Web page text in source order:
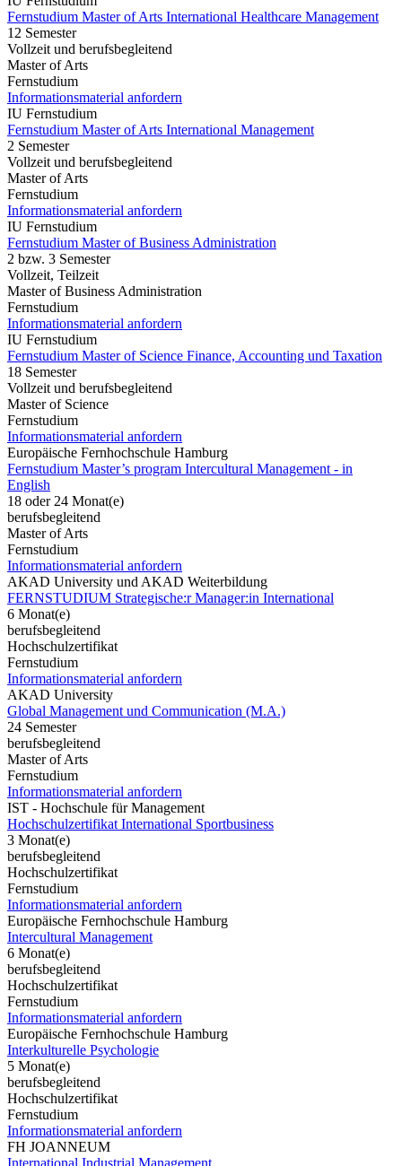
Fernstudium Master of Arts International Healthcare Management
12 Semester
Vollzeit und berufsbegleitend
Master of Arts
Fernstudium
Informationsmaterial anfordern
IU Fernstudium
Fernstudium Master of Arts International Management
2 Semester
Vollzeit und berufsbegleitend
Master of Arts
Fernstudium
Informationsmaterial anfordern
IU Fernstudium
Fernstudium Master of Business Administration
2 bzw. 3 Semester
Vollzeit, Teilzeit
Master of Business Administration
Fernstudium
Informationsmaterial anfordern
IU Fernstudium
Fernstudium Master of Science Finance, Accounting und Taxation
18 Semester
Vollzeit und berufsbegleitend
Master of Science
Fernstudium
Informationsmaterial anfordern
Europäische Fernhochschule Hamburg
Fernstudium Master’s program Intercultural Management - in
English
18 oder 24 Monat(e)
berufsbegleitend
Master of Arts
Fernstudium
Informationsmaterial anfordern
AKAD University und AKAD Weiterbildung
FERNSTUDIUM Strategische:r Manager:in International
6 Monat(e)
berufsbegleitend
Hochschulzertifikat
Fernstudium
Informationsmaterial anfordern
AKAD University
Global Management und Communication (M.A.)
24 Semester
berufsbegleitend
Master of Arts
Fernstudium
Informationsmaterial anfordern
IST - Hochschule für Management
Hochschulzertifikat International Sportbusiness
3 Monat(e)
berufsbegleitend
Hochschulzertifikat
Fernstudium
Informationsmaterial anfordern
Europäische Fernhochschule Hamburg
Intercultural Management
6 Monat(e)
berufsbegleitend
Hochschulzertifikat
Fernstudium
Informationsmaterial anfordern
Europäische Fernhochschule Hamburg
Interkulturelle Psychologie
5 Monat(e)
berufsbegleitend
Hochschulzertifikat
Fernstudium
Informationsmaterial anfordern
FH JOANNEUM
International Industrial Management